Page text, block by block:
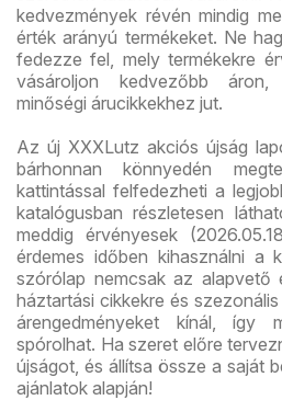
kedvezmények révén mindig
érték arányú termékeket. Ne
fedezze fel, mely termékekre
vásároljon kedvezőbb áron,
minőségi árucikkekhez jut.
Az új XXXLutz akciós újság
bárhonnan könnyedén
kattintással felfedezheti a
katalógusban részletesen
meddig érvényesek
érdemes időben kihasználni a
szórólap nemcsak az alapvető
háztartási cikkekre és
árengedményeket kínál, így
spórolhat. Ha szeret előre
újságot, és állítsa össze a saját
ajánlatok alapján!